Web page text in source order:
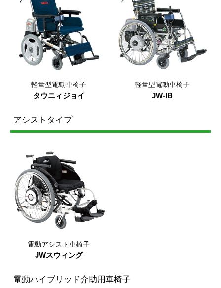
軽量型電動車椅子
タウニィジョイ
軽量型電動車椅子
JW-IB
アシストタイプ
電動アシスト車椅子
JWスウィング
電動ハイブリッド介助用車椅子